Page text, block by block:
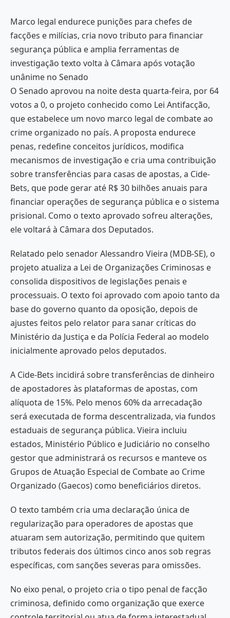
Marco legal endurece punições para chefes de
facções e milícias, cria novo tributo para financiar
segurança pública e amplia ferramentas de
investigação texto volta à Câmara após votação
unânime no Senado
O Senado aprovou na noite desta quarta-feira, por 64
votos a 0, o projeto conhecido como Lei Antifacção,
que estabelece um novo marco legal de combate ao
crime organizado no país. A proposta endurece
penas, redefine conceitos jurídicos, modifica
mecanismos de investigação e cria uma contribuição
sobre transferências para casas de apostas, a Cide-
Bets, que pode gerar até R$ 30 bilhões anuais para
financiar operações de segurança pública e o sistema
prisional. Como o texto aprovado sofreu alterações,
ele voltará à Câmara dos Deputados.
Relatado pelo senador Alessandro Vieira (MDB-SE), o
projeto atualiza a Lei de Organizações Criminosas e
consolida dispositivos de legislações penais e
processuais. O texto foi aprovado com apoio tanto da
base do governo quanto da oposição, depois de
ajustes feitos pelo relator para sanar críticas do
Ministério da Justiça e da Polícia Federal ao modelo
inicialmente aprovado pelos deputados.
A Cide-Bets incidirá sobre transferências de dinheiro
de apostadores às plataformas de apostas, com
alíquota de 15%. Pelo menos 60% da arrecadação
será executada de forma descentralizada, via fundos
estaduais de segurança pública. Vieira incluiu
estados, Ministério Público e Judiciário no conselho
gestor que administrará os recursos e manteve os
Grupos de Atuação Especial de Combate ao Crime
Organizado (Gaecos) como beneficiários diretos.
O texto também cria uma declaração única de
regularização para operadores de apostas que
atuaram sem autorização, permitindo que quitem
tributos federais dos últimos cinco anos sob regras
específicas, com sanções severas para omissões.
No eixo penal, o projeto cria o tipo penal de facção
criminosa, definido como organização que exerce